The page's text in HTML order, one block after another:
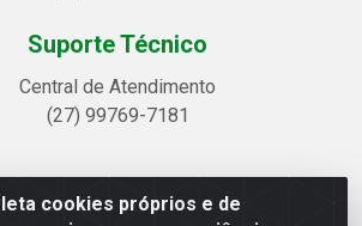
cookies próprios e de
Suporte Técnico
Central de Atendimento
(27) 99769-7181
LTDA - Avenida Alegre, 2521 -